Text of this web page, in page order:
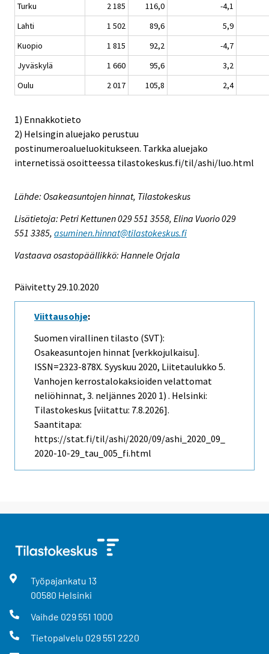
Turku
2 185 116,0
-4,1
Lahti
1 502 89,6
5,9
Kuopio
1 815 92,2
-4,7
Jyväskylä
1 660 95,6
3,2
Oulu
2 017 105,8 2,4
1) Ennakkotieto
2) Helsingin aluejako perustuu
postinumeroalueluokitukseen. Tarkka aluejako
internetissä osoitteessa tilastokeskus.fi/til/ashi/luo.html
Lähde: Osakeasuntojen hinnat, Tilastokeskus
Lisätietoja: Petri Kettunen 029 551 3558, Elina Vuorio 029
551 3385, asuminen.hinnat@tilastokeskus.fi
Vastaava osastopäällikkö: Hannele Orjala
Päivitetty 29.10.2020
Viittausohje:
Suomen virallinen tilasto (SVT):
Osakeasuntojen hinnat [verkkojulkaisu].
ISSN=2323-878X. Syyskuu 2020, Liitetaulukko 5.
Vanhojen kerrostalokaksioiden velattomat
neliöhinnat, 3. neljännes 2020 1) . Helsinki:
Tilastokeskus [viitattu: 7.8.2026].
Saantitapa:
https://stat.fi/til/ashi/2020/09/ashi_2020_09_
2020-10-29_tau_005_fi.html
Työpajankatu 13
00580 Helsinki
Vaihde 029 551 1000
Tietopalvelu 029 551 2220